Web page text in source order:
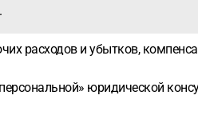
расходов и убытков,
юридической